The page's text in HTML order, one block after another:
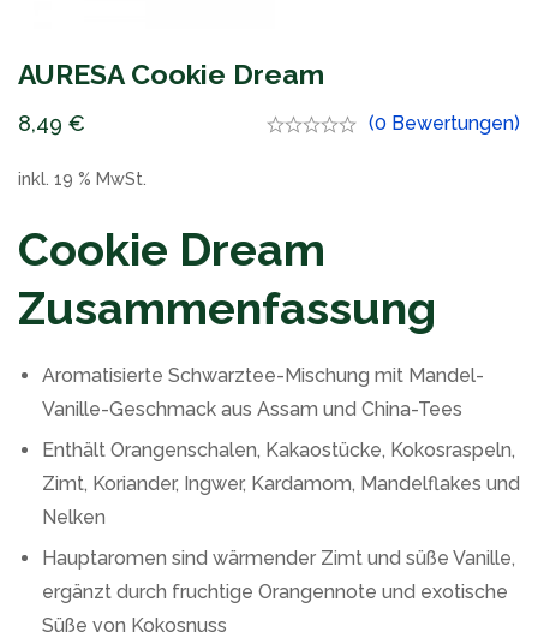
AURESA Cookie Dream
8,49 € (0 Bewertungen)
inkl. 19 % MwSt.
Cookie Dream
Zusammenfassung
Aromatisierte Schwarztee-Mischung mit Mandel-
Vanille-Geschmack aus Assam und China-Tees
Enthält Orangenschalen, Kakaostücke, Kokosraspeln,
Zimt, Koriander, Ingwer, Kardamom, Mandelflakes und
Nelken
Hauptaromen sind wärmender Zimt und süße Vanille,
ergänzt durch fruchtige Orangennote und exotische
Süße von Kokosnuss